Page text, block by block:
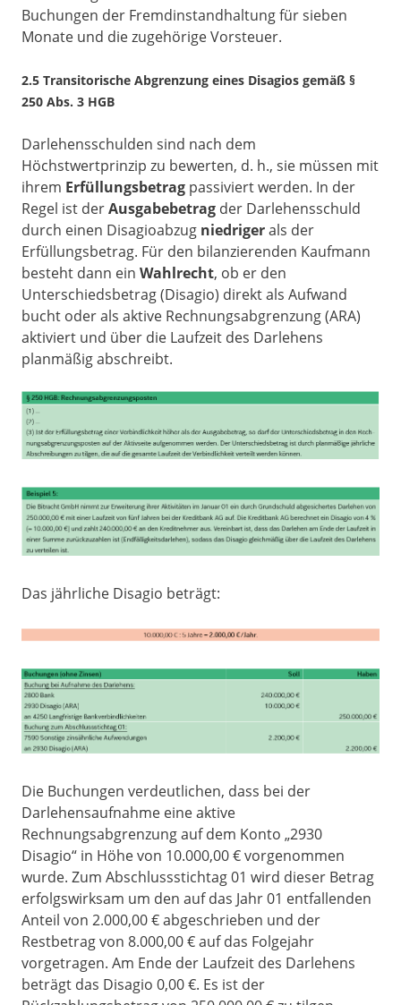
Buchungen der Fremdinstandhaltung für sieben
Monate und die zugehörige Vorsteuer.
2.5 Transitorische Abgrenzung eines Disagios gemäß §
250 Abs. 3 HGB
Darlehensschulden sind nach dem
Höchstwertprinzip zu bewerten, d. h., sie müssen mit
ihrem Erfüllungsbetrag passiviert werden. In der
Regel ist derAusgabebetrag der Darlehensschuld
durch einen Disagioabzug niedrigerals der
Erfüllungsbetrag. Für den bilanzierenden Kaufmann
besteht dann ein Wahlrecht, ob er den
Unterschiedsbetrag (Disagio) direkt als Aufwand
bucht oder als aktive Rechnungsabgrenzung (ARA)
aktiviert und über die Laufzeit des Darlehens
planmäßig abschreibt.
Das jährliche Disagio beträgt:
Die Buchungen verdeutlichen, dass bei der
Darlehensaufnahme eine aktive
Rechnungsabgrenzung auf dem Konto „2930
Disagio“ in Höhe von 10.000,00 € vorgenommen
wurde. Zum Abschlussstichtag 01 wird dieser Betrag
erfolgswirksam um den auf das Jahr 01 entfallenden
Anteil von 2.000,00 € abgeschrieben und der
Restbetrag von 8.000,00 € auf das Folgejahr
vorgetragen. Am Ende der Laufzeit des Darlehens
beträgt das Disagio 0,00 €. Es ist der